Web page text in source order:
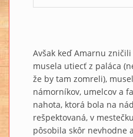
Avšak keď Amarnu
musela utiecť z paláca
že by tam zomreli),
námorníkov, umelcov a
nahota, ktorá bola na
rešpektovaná, v
pôsobila skôr nevhodne